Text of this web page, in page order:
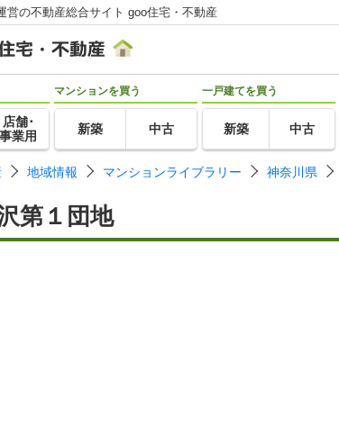
営の不動産総合サイト goo住宅・不動産
店舗･
事業用
マンションを買う
新築 中古
一戸建てを買う
新築 中古
地域情報 マンションライブラリー 神奈川県
第１団地